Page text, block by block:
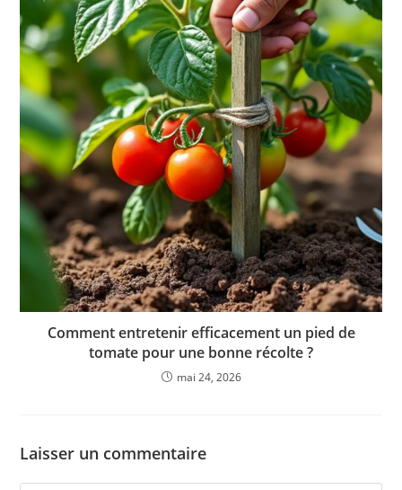
Comment entretenir efficacement un pied de
tomate pour une bonne récolte ?
mai 24, 2026
Laisser un commentaire